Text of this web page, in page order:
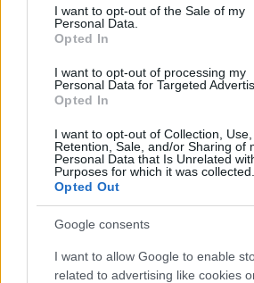
I want to opt-out of the Sale of my
Personal Data.
Opted In
I want to opt-out of processing my
Personal Data for Targeted
Opted In
I want to opt-out of Collection, Use,
Retention, Sale, and/or Sharing of
Personal Data that Is Unrelated
Purposes for which it was collected.
Opted Out
Google consents
I want to allow Google to enable
related to advertising like cookies
Identificando i rischi potenziali
questa catena di
tre i Paesi delle vulnerabilità,
rischi residui” e a creare un
per una risposta collaborativa
emergenti.
Il Gruppo svilupperà un
rapido incentrato sulla catena di
approvvigionamento delle